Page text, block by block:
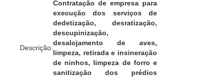
Descrição:
Contratação de empresa para
execução dos serviços de
dedetização, desratização,
descupinização,
desalojamento de aves,
limpeza, retirada e insineração
de ninhos, limpeza de forro e
sanitização dos prédios